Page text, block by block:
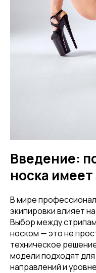
Введение:
носка
В мире
экипировки влияет
Выбор между
носком — это не
техническое
модели подходят
направлений и